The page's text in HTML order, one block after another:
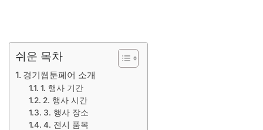
쉬운 목차
경기웹툰페어 소개
1. 행사 기간
2. 행사 시간
3. 행사 장소
4. 전시 품목